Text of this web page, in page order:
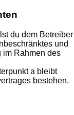
du dem Betreiber
und
im Rahmen des
a bleibt
bestehen.